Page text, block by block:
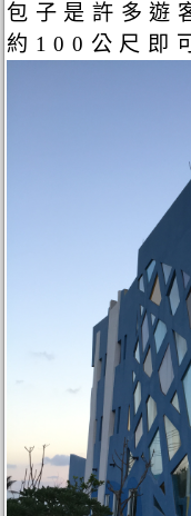
包子是許多遊
約100公尺即